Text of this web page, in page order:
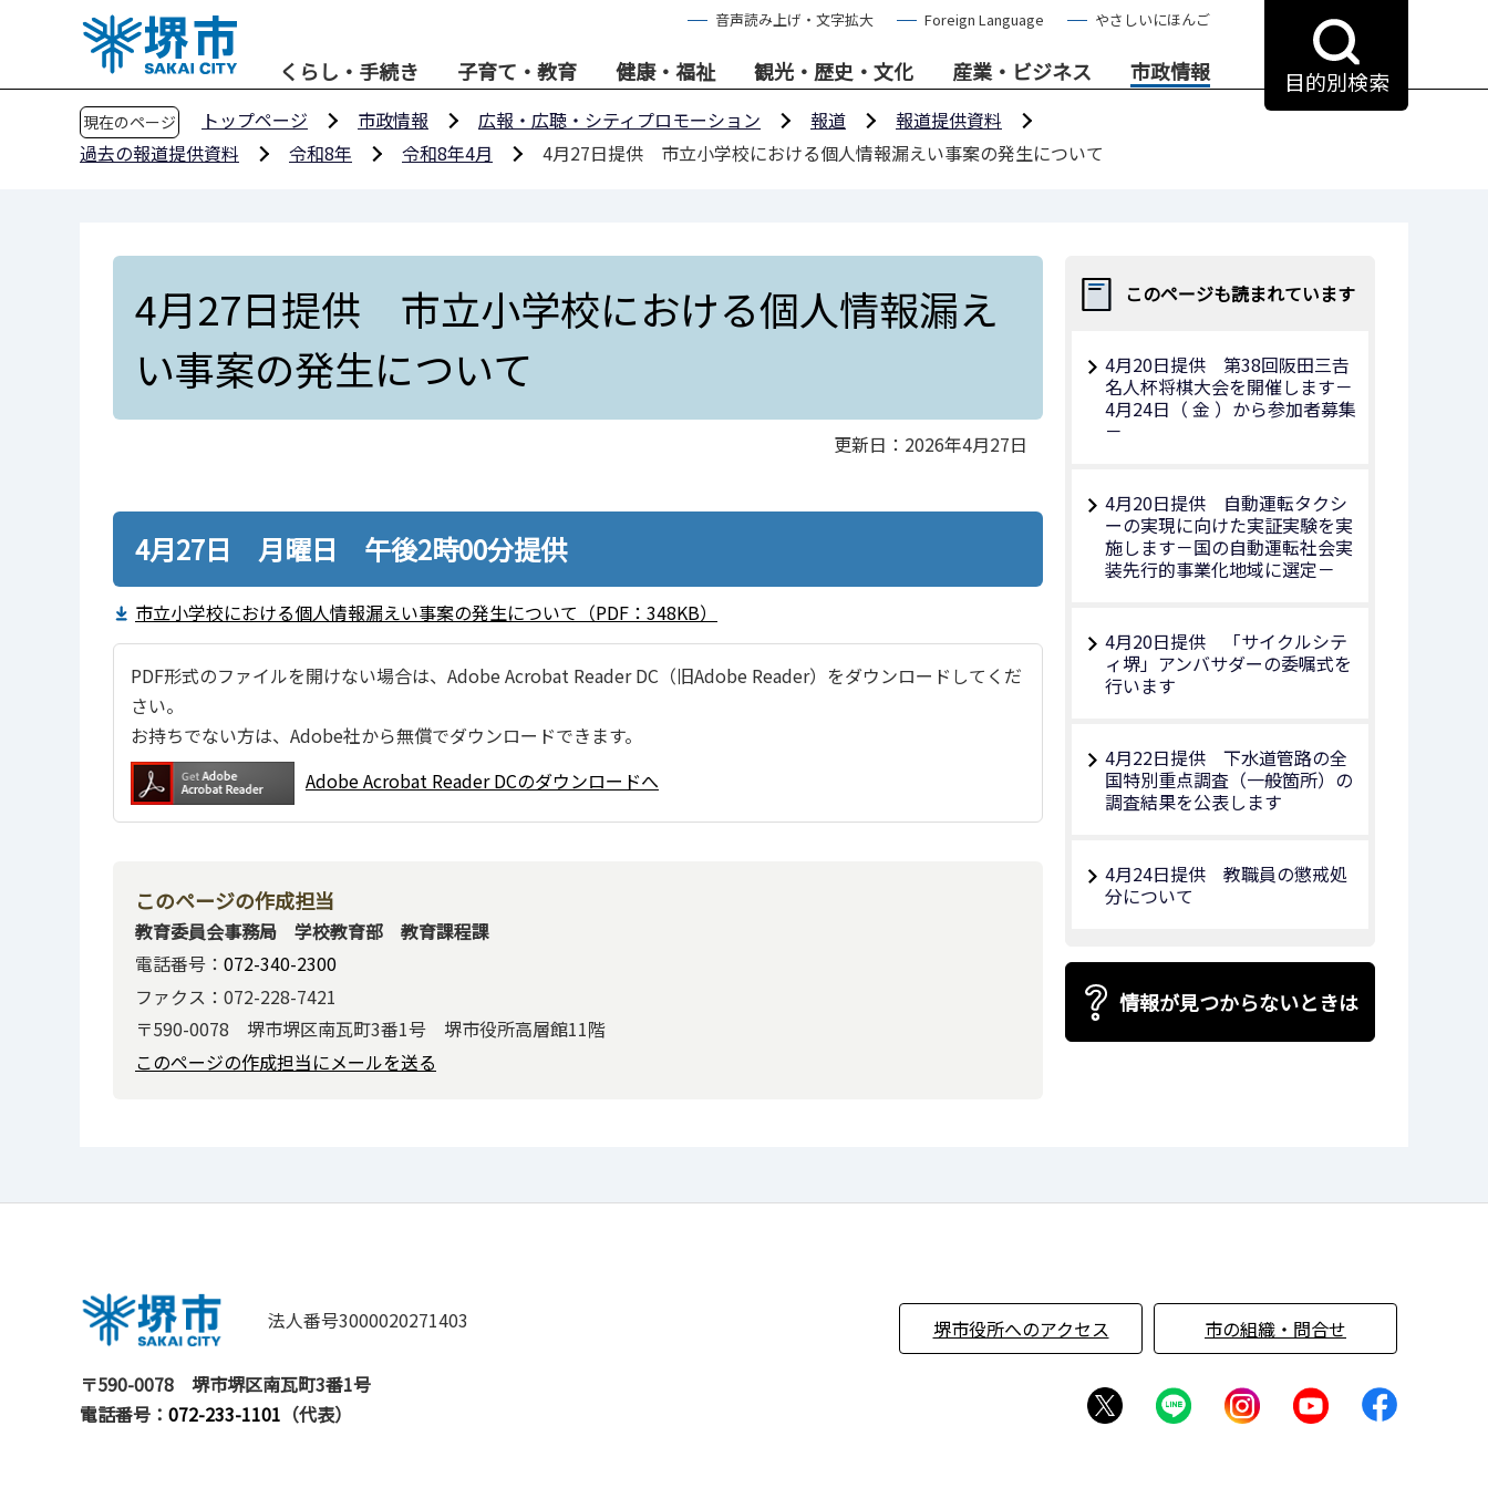
音声読み上げ・文字拡大 Foreign Language やさしいにほんご
くらし・手続き 子育て・教育 健康・福祉 観光・歴史・文化 産業・ビジネス 市政情報 目的別検索
現在のページ トップページ 市政情報 広報・広聴・シティプロモーション 報道
報道提供資料
過去の報道提供資料
令和8年 令和8年4月 4月27日提供 市立小学校における個人情報漏えい事案の発生について
4月27日提供 市立小学校における個人情報漏え
い事案の発生について
更新日：2026年4月27日
4月27日 月曜日 午後2時00分提供
市立小学校における個人情報漏えい事案の発生について（PDF：348KB）
PDF形式のファイルを開けない場合は、Adobe Acrobat Reader DC（旧Adobe Reader）をダウンロードしてくだ
さい。
お持ちでない方は、Adobe社から無償でダウンロードできます。
Adobe Acrobat Reader DCのダウンロードへ
このページの作成担当
教育委員会事務局 学校教育部 教育課程課
電話番号： 072-340-2300
ファクス：072-228-7421
〒590-0078 堺市堺区南瓦町3番1号 堺市役所高層館11階
このページの作成担当にメールを送る
このページも読まれています
4月20日提供 第38回阪田三𠮷
名人杯将棋大会を開催します－
4月24日（ 金 ）から参加者募集
－
4月20日提供 自動運転タクシ
ーの実現に向けた実証実験を実
施します－国の自動運転社会実
装先行的事業化地域に選定－
4月20日提供 「サイクルシテ
ィ堺」アンバサダーの委嘱式を
行います
4月22日提供 下水道管路の全
国特別重点調査（一般箇所）の
調査結果を公表します
4月24日提供 教職員の懲戒処
分について
情報が見つからないときは
法人番号3000020271403
〒590-0078
堺市堺区南瓦町3番1号
電話番号： 072-233-1101 （代表）
堺市役所へのアクセス 市の組織・問合せ